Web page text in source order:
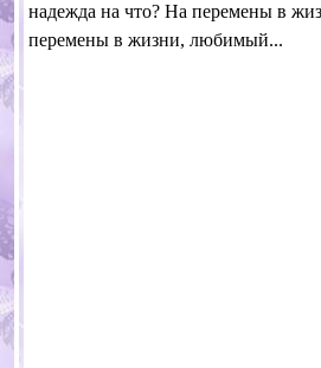
надежда на что? На перемены в
перемены в жизни, любимый...